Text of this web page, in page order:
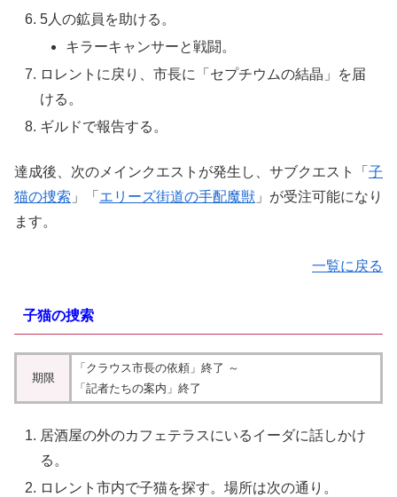
5人の鉱員を助ける。
キラーキャンサーと戦闘。
ロレントに戻り、市長に「セプチウムの結晶」を届
ける。
ギルドで報告する。
達成後、次のメインクエストが発生し、サブクエスト「 子
猫の捜索 」「 エリーズ街道の手配魔獣 」が受注可能になり
ます。
一覧に戻る
子猫の捜索
期限
「クラウス市長の依頼」終了 ～
「記者たちの案内」終了
居酒屋の外のカフェテラスにいるイーダに話しかけ
る。
ロレント市内で子猫を探す。場所は次の通り。